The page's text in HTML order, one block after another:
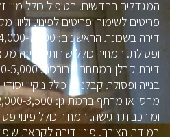
המגדלים החדשים. הטיפול כולל
פריטים לשימור ופריטים לפינוי,
ופסולת. המחיר כולל שירותי אריזה
בנייה ופסולת קבלנים, כולל ניקיון
ומורכבות הגישה. המחיר כולל פינוי